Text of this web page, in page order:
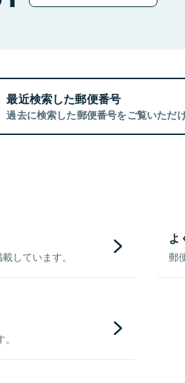
最近検索した郵便番号
過去に検索した郵便番号をご覧いただけ
しています。
よ
郵